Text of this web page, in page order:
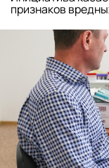
признаков